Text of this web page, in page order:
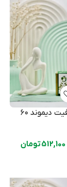
کپسول نیچرفیت دیموند ۶۰
512,100تومان